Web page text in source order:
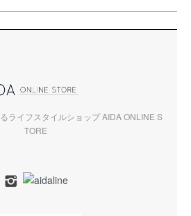
ライフスタイルショップ AIDA ONLINE S
TORE